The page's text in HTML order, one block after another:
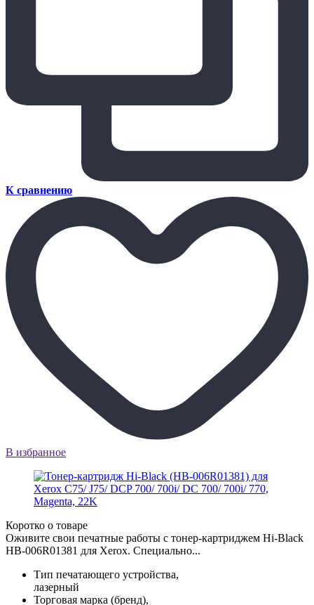
К сравнению
В избранное
Коротко о товаре
Оживите свои печатные работы с тонер-картриджем Hi-Black
HB-006R01381 для Xerox. Специально...
Тип печатающего устройства,
лазерный
Торговая марка (бренд),